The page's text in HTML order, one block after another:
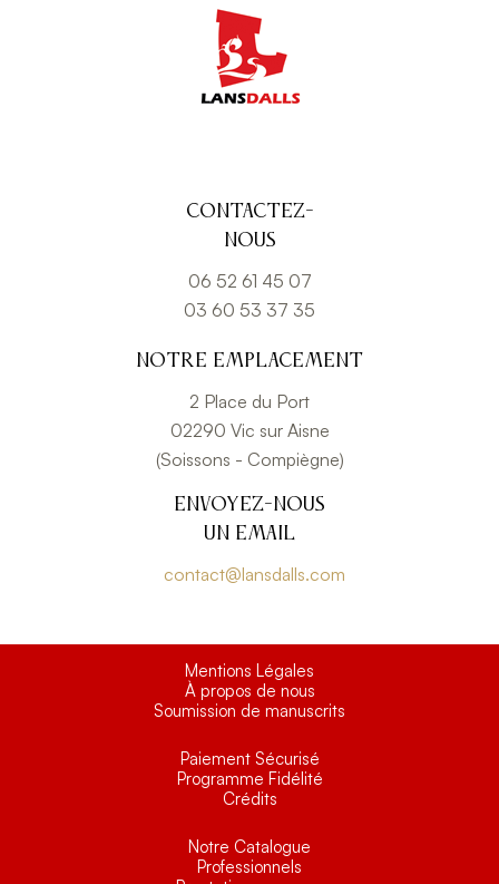
Contactez-
nous
06 52 61 45 07
03 60 53 37 35
Notre emplacement
2 Place du Port
02290 Vic sur Aisne
(Soissons - Compiègne)
Envoyez-nous
un email
contact@lansdalls.com
Mentions Légales
À propos de nous
Soumission de manuscrits
Paiement Sécurisé
Programme Fidélité
Crédits
Notre Catalogue
Professionnels